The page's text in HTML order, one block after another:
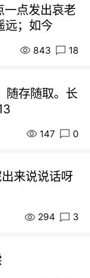
一点发出哀老
远；如今
843 18
随存随取。长
147 0
来说说话呀
294 3